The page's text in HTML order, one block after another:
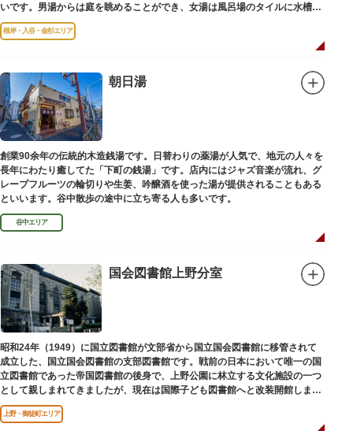
いです。男湯からは庭を眺めることができ、女湯は風呂場のタイルに水槽が
はめ込まれ、可愛い金魚が泳いでいます。
根岸・入谷・金杉エリア
朝日湯
創業90余年の伝統的木造銭湯です。日替わりの薬湯が人気で、地元の人々を
長年にわたり癒してた「下町の銭湯」です。店内にはジャズ音楽が流れ、グ
レープフルーツの輪切りや生姜、吟醸酒を使った湯が提供されることもある
といいます。谷中散歩の途中に立ち寄る人も多いです。
谷中エリア
国会図書館上野分室
昭和24年（1949）に国立図書館が文部省から国立国会図書館に移管されて
成立した、国立国会図書館の支部図書館です。戦前の日本において唯一の国
立図書館であった帝国図書館の後身で、上野公園に林立する文化施設の一つ
として親しまれてきましたが、現在は国際子ども図書館へと改装開館しまし
た。
上野・御徒町エリア